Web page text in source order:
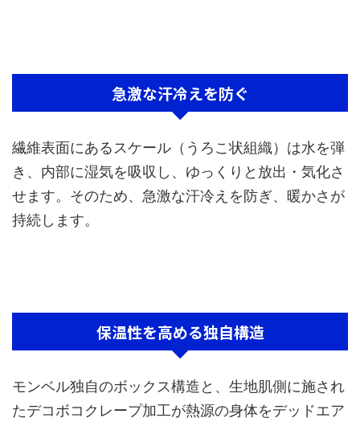
急激な汗冷えを防ぐ
繊維表面にあるスケール（うろこ状組織）は水を弾
き、内部に湿気を吸収し、ゆっくりと放出・気化さ
せます。そのため、急激な汗冷えを防ぎ、暖かさが
持続します。
保温性を高める独自構造
モンベル独自のボックス構造と、生地肌側に施され
たデコボコクレープ加工が熱源の身体をデッドエア